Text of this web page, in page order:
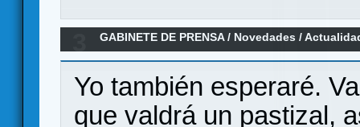
GABINETE DE PRENSA/ Novedades /
Yo también esperaré.
que valdrá un pastizal,